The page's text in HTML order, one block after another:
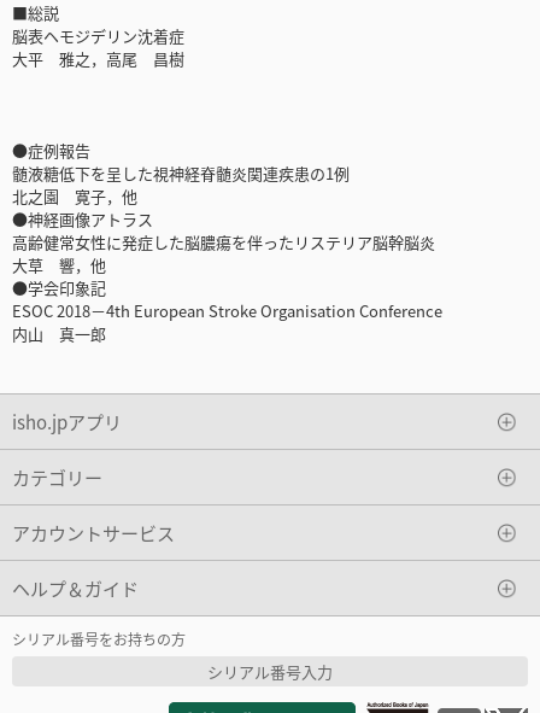
■総説
脳表ヘモジデリン沈着症
大平 雅之，高尾 昌樹
●症例報告
髄液糖低下を呈した視神経脊髄炎関連疾患の1例
北之園 寛子，他
●神経画像アトラス
高齢健常女性に発症した脳膿瘍を伴ったリステリア脳幹脳炎
大草 響，他
●学会印象記
ESOC 2018－4th European Stroke Organisation Conference
内山 真一郎
isho.jpアプリ
カテゴリー
アカウントサービス
ヘルプ＆ガイド
シリアル番号をお持ちの方
シリアル番号入力